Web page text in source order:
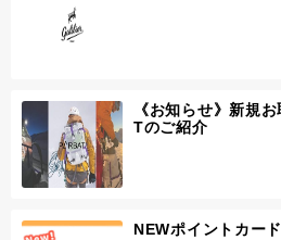
《お知らせ》新規
Tのご紹介
NEWポイントカード